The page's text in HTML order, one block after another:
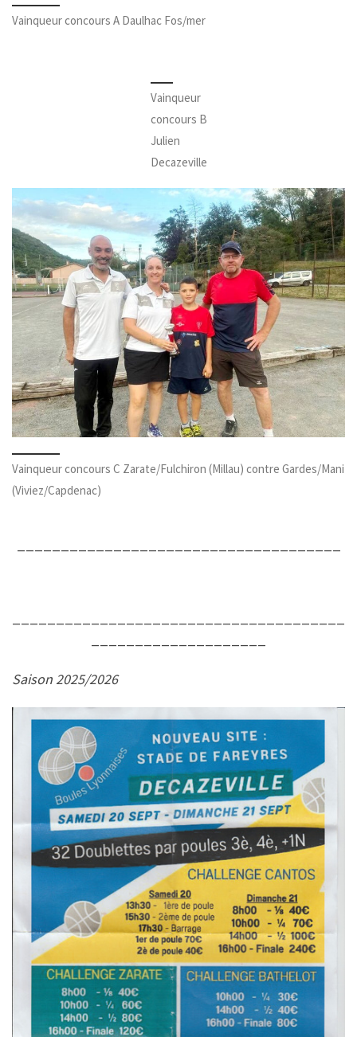
Vainqueur concours A Daulhac Fos/mer
Vainqueur
concours B
Julien
Decazeville
Vainqueur concours C Zarate/Fulchiron (Millau) contre Gardes/Mani
(Viviez/Capdenac)
Saison 2025/2026